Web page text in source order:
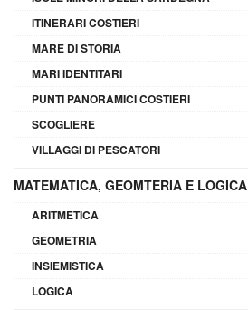
ITINERARI COSTIERI
MARE DI STORIA
MARI IDENTITARI
PUNTI PANORAMICI COSTIERI
SCOGLIERE
VILLAGGI DI PESCATORI
MATEMATICA, GEOMTERIA E LOGICA
ARITMETICA
GEOMETRIA
INSIEMISTICA
LOGICA